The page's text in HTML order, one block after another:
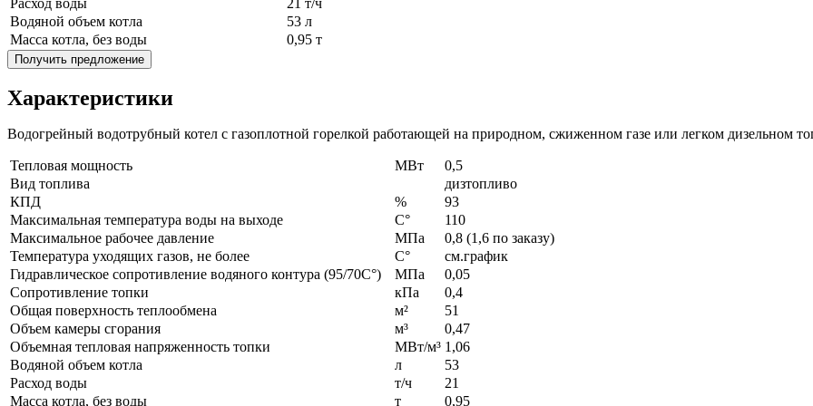
Расход воды
21 т/ч
Водяной объем котла
53 л
Масса котла, без воды
0,95 т
Получить предложение
Характеристики
Водогрейный водотрубный котел с газоплотной горелкой работающей на природном, сжиженном газе или легком дизельном
Тепловая мощность MВт
0,5
Вид топлива
дизтопливо
КПД
%
93
Максимальная температура воды на выходе
С°
110
Максимальное рабочее давление
МПа
0,8 (1,6 по заказу)
Температура уходящих газов, не более
С°
см.график
Гидравлическое сопротивление водяного контура (95/70С°)
МПа
0,05
Сопротивление топки
кПа
0,4
Общая поверхность теплообмена
м²
51
Объем камеры сгорания
м³
0,47
Объемная тепловая напряженность топки
МВт/м³ 1,06
Водяной объем котла
л
53
Расход воды
т/ч
21
Масса котла, без воды
т
0,95